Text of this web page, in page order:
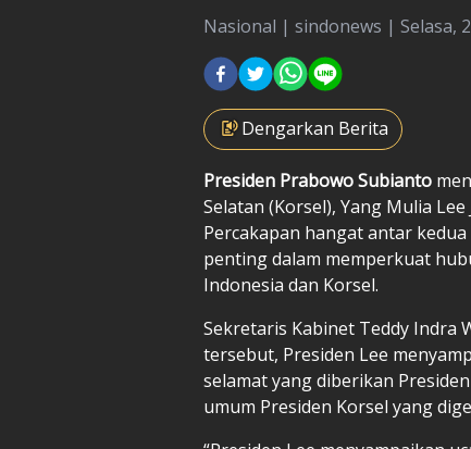
Nasional | sindonews | Selasa,
Dengarkan Berita
Presiden Prabowo Subianto
Selatan (Korsel), Yang Mulia
Percakapan hangat antar
penting dalam memperkuat
Indonesia dan Korsel.
Sekretaris Kabinet Teddy Indra
tersebut, Presiden Lee
selamat yang diberikan
umum Presiden Korsel yang